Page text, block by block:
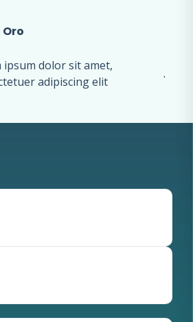
ipsum dolor sit amet,
adipiscing elit
.